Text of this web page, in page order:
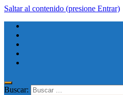
Saltar al contenido (presione Entrar)
Buscar: